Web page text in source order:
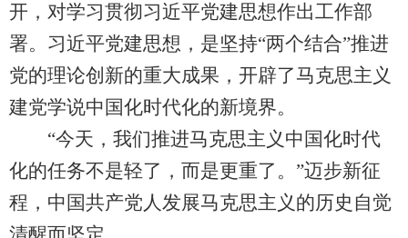
开，对学习贯彻习近平党建思想作出工作部
署。习近平党建思想，是坚持“两个结合”推进
党的理论创新的重大成果，开辟了马克思主义
建党学说中国化时代化的新境界。
“今天，我们推进马克思主义中国化时代
化的任务不是轻了，而是更重了。”迈步新征
程，中国共产党人发展马克思主义的历史自觉